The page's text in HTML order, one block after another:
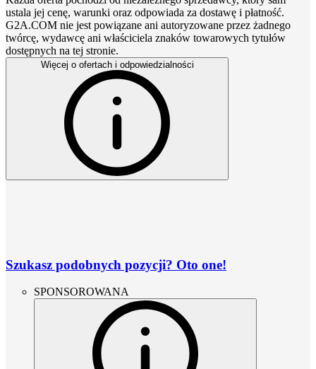
ustala jej cenę, warunki oraz odpowiada za dostawę i płatność.
G2A.COM nie jest powiązane ani autoryzowane przez żadnego
twórcę, wydawcę ani właściciela znaków towarowych tytułów
dostępnych na tej stronie.
Więcej o ofertach i odpowiedzialności
Szukasz podobnych pozycji? Oto one!
SPONSOROWANA